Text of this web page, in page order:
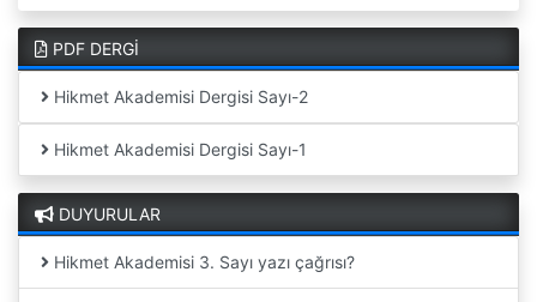
PDF DERGİ
Hikmet Akademisi Dergisi Sayı-2
Hikmet Akademisi Dergisi Sayı-1
DUYURULAR
Hikmet Akademisi 3. Sayı yazı çağrısı?